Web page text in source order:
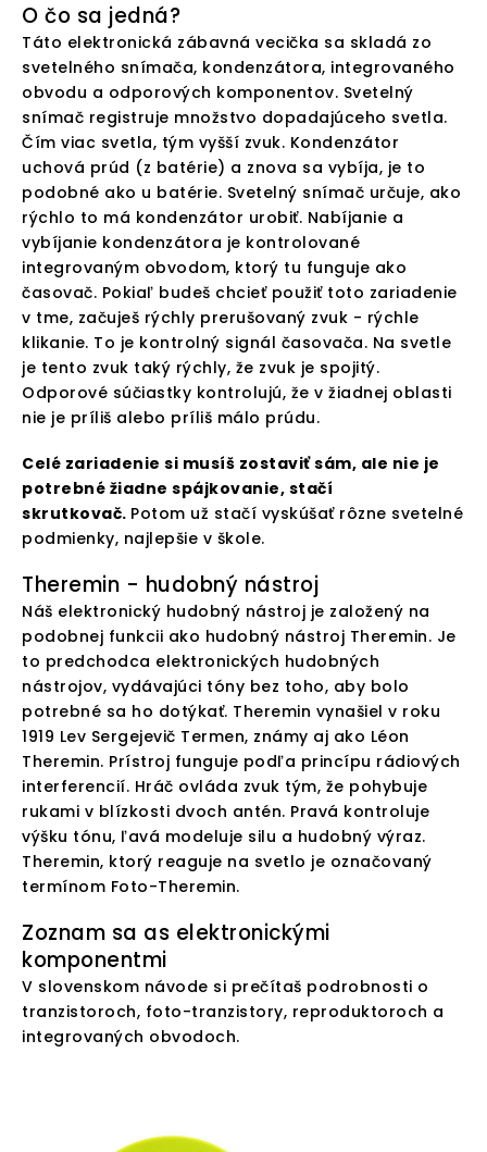
O čo sa jedná?
Táto elektronická zábavná vecička sa skladá zo
svetelného snímača, kondenzátora, integrovaného
obvodu a odporových komponentov. Svetelný
snímač registruje množstvo dopadajúceho svetla.
Čím viac svetla, tým vyšší zvuk. Kondenzátor
uchová prúd (z batérie) a znova sa vybíja, je to
podobné ako u batérie. Svetelný snímač určuje, ako
rýchlo to má kondenzátor urobiť. Nabíjanie a
vybíjanie kondenzátora je kontrolované
integrovaným obvodom, ktorý tu funguje ako
časovač. Pokiaľ budeš chcieť použiť toto zariadenie
v tme, začuješ rýchly prerušovaný zvuk - rýchle
klikanie. To je kontrolný signál časovača. Na svetle
je tento zvuk taký rýchly, že zvuk je spojitý.
Odporové súčiastky kontrolujú, že v žiadnej oblasti
nie je príliš alebo príliš málo prúdu.
Celé zariadenie si musíš zostaviť sám, ale nie je
potrebné žiadne spájkovanie, stačí
skrutkovač. Potom už stačí vyskúšať rôzne svetelné
podmienky, najlepšie v škole.
Theremin - hudobný nástroj
Náš elektronický hudobný nástroj je založený na
podobnej funkcii ako hudobný nástroj Theremin. Je
to predchodca elektronických hudobných
nástrojov, vydávajúci tóny bez toho, aby bolo
potrebné sa ho dotýkať. Theremin vynašiel v roku
1919 Lev Sergejevič Termen, známy aj ako Léon
Theremin. Prístroj funguje podľa princípu rádiových
interferencií. Hráč ovláda zvuk tým, že pohybuje
rukami v blízkosti dvoch antén. Pravá kontroluje
výšku tónu, ľavá modeluje silu a hudobný výraz.
Theremin, ktorý reaguje na svetlo je označovaný
termínom Foto-Theremin.
Zoznam sa as elektronickými
komponentmi
V slovenskom návode si prečítaš podrobnosti o
tranzistoroch, foto-tranzistory, reproduktoroch a
integrovaných obvodoch.